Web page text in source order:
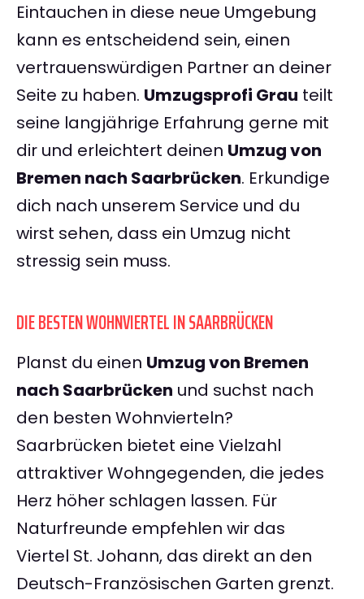
Eintauchen in diese neue Umgebung
kann es entscheidend sein, einen
vertrauenswürdigen Partner an deiner
Seite zu haben. Umzugsprofi Grau teilt
seine langjährige Erfahrung gerne mit
dir und erleichtert deinen Umzug von
Bremen nach Saarbrücken. Erkundige
dich nach unserem Service und du
wirst sehen, dass ein Umzug nicht
stressig sein muss.
DIE BESTEN WOHNVIERTEL IN SAARBRÜCKEN
Planst du einen Umzug von Bremen
nach Saarbrücken und suchst nach
den besten Wohnvierteln?
Saarbrücken bietet eine Vielzahl
attraktiver Wohngegenden, die jedes
Herz höher schlagen lassen. Für
Naturfreunde empfehlen wir das
Viertel St. Johann, das direkt an den
Deutsch-Französischen Garten grenzt.